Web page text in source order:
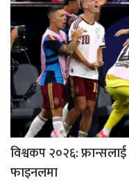
विश्वकप २०२६:
फाइनलमा